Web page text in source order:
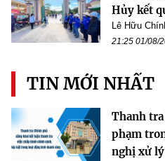
Hủy kết
Lê Hữu
21:25 01/08/
TIN MỚI NHẤT
Thanh
phạm
nghị xử lý